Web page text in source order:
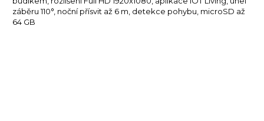
záběru 110°, noční přísvit až 6 m, detekce pohybu, microSD až
64 GB